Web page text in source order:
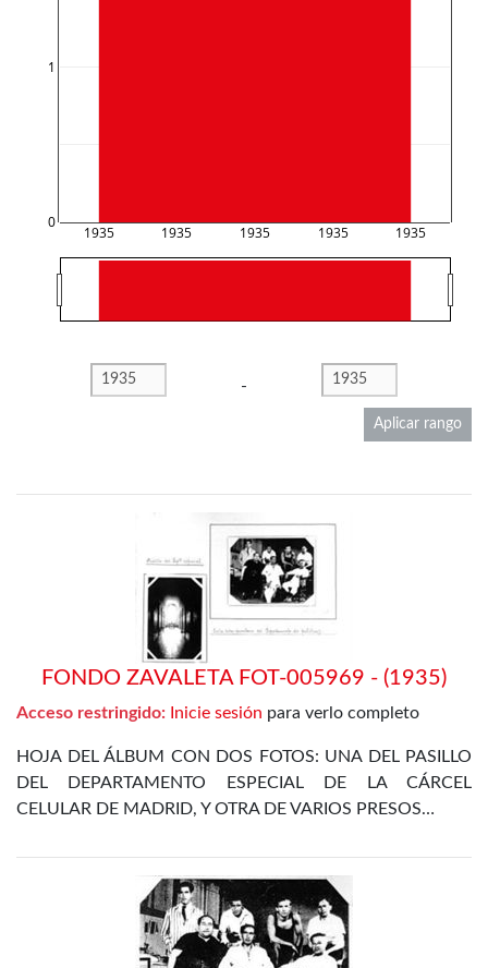
1935 1935 1935 1935 1935
0
1
-
Aplicar rango
FONDO ZAVALETA FOT-005969 - (1935)
Acceso restringido: Inicie sesión para verlo completo
HOJA DEL ÁLBUM CON DOS FOTOS: UNA DEL PASILLO
DEL DEPARTAMENTO ESPECIAL DE LA CÁRCEL
CELULAR DE MADRID, Y OTRA DE VARIOS PRESOS…